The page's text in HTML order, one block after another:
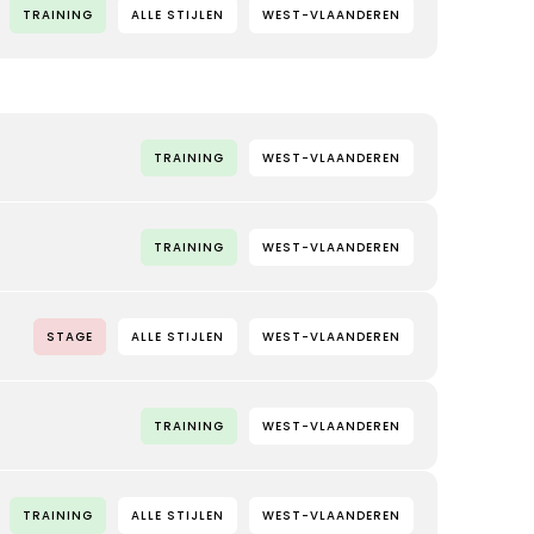
TRAINING ALLE STIJLEN WEST-VLAANDEREN
TRAINING WEST-VLAANDEREN
TRAINING WEST-VLAANDEREN
STAGE ALLE STIJLEN WEST-VLAANDEREN
TRAINING WEST-VLAANDEREN
TRAINING ALLE STIJLEN WEST-VLAANDEREN